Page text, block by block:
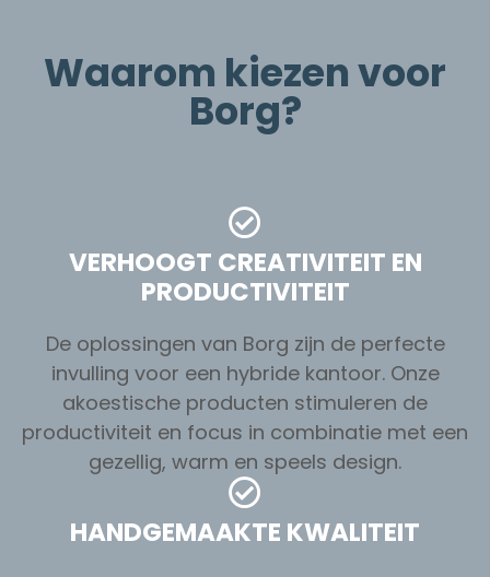
Waarom kiezen voor
Borg?
VERHOOGT CREATIVITEIT EN
PRODUCTIVITEIT
De oplossingen van Borg zijn de perfecte
invulling voor een hybride kantoor. Onze
akoestische producten stimuleren de
productiviteit en focus in combinatie met een
gezellig, warm en speels design.
HANDGEMAAKTE KWALITEIT